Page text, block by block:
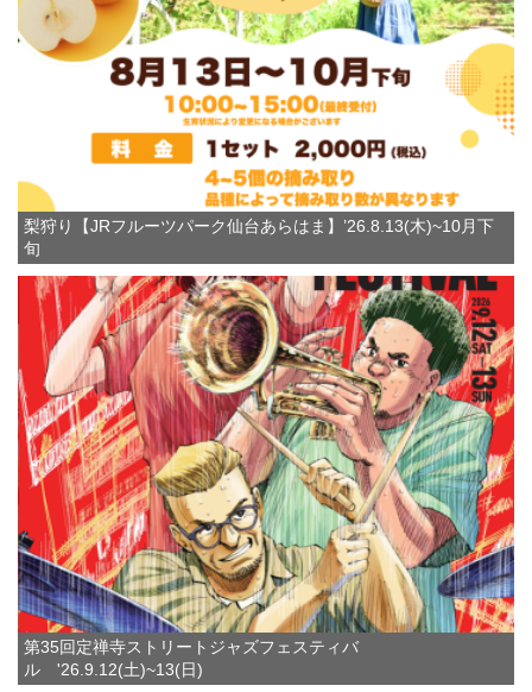
梨狩り【JRフルーツパーク仙台あらはま】’26.8.13(木)~10月下
旬
第35回定禅寺ストリートジャズフェスティバ
ル '26.9.12(土)~13(日)